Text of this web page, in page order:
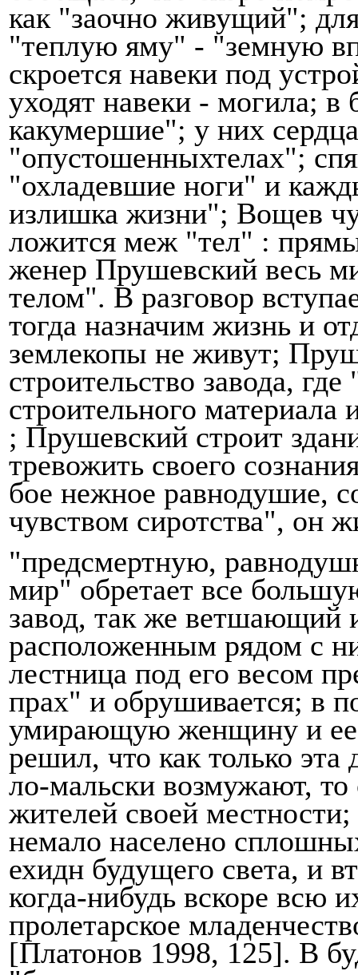
как "заочно живущий";
"теплую яму" - "земную
скроется навеки под
уходят навеки - могила;
какумершие"; у них
"опустошенныхтелах";
"охладевшие ноги" и
излишка жизни"; Вощев
ложится меж "тел" :
женер Прушевский весь
телом". В разговор
тогда назначим жизнь и
землекопы не живут;
строительство завода,
строительного
; Прушевский строит
тревожить своего
бое нежное равнодушие,
чувством сиротства", он
"предсмертную,
мир" обретает все
завод, так же ветшающий
располо­женным рядом с
лестница под его весом
прах" и обрушивается; в
умирающую женщину и
решил, что как только
ло-мальски возмужают, то
жителей своей
немало населено
ехидн буду­щего света, и
когда-нибудь вскоре всю
пролетарское
[Платонов 1998, 125]. В